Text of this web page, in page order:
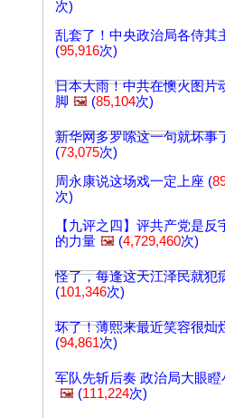
次)
乱套了！中央政治局各侍其
(95,916次)
日本大雨！中共在懊火图片
脚 🖼️ (85,104次)
新华网多罗嗦这一句就坏事
(73,075次)
周永康说这场戏一定上座 (
次)
【九评之四】评共产党是反
的力量 🖼️ (4,729,460次)
怪了，每逢这天江泽民就犯
(101,346次)
坏了！薄熙来最近笑容很灿
(94,861次)
军队先斩后奏 政治局大眼瞪
🖼️ (111,224次)